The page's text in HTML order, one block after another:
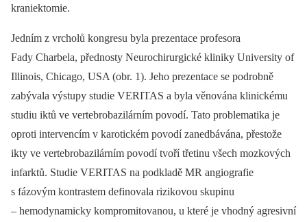
kraniektomie.
Jedním z vrcholů kongresu byla prezentace profesora
Fady Charbela, přednosty Neurochirurgické kliniky University of
Illinois, Chicago, USA (obr. 1). Jeho prezentace se podrobně
zabývala výstupy studie VERITAS a byla věnována klinickému
studiu iktů ve vertebrobazilárním povodí. Tato problematika je
oproti intervencím v karotickém povodí zanedbávána, přestože
ikty ve vertebrobazilárním povodí tvoří třetinu všech mozkových
infarktů. Studie VERITAS na podkladě MR angiografie
s fázovým kontrastem definovala rizikovou skupinu
–⁠ hemodynamicky kompromitovanou, u které je vhodný agresivní